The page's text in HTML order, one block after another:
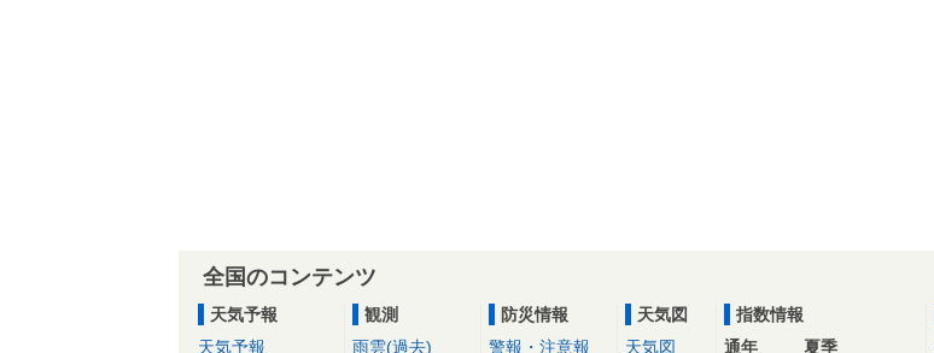
全国のコンテンツ
天気予報
天気予報
観測
雨雲(過去)
防災情報
警報・注意報
天気図
天気図
指数情報
通年
夏季